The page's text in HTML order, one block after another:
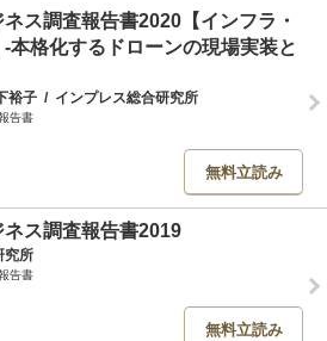
ネス調査報告書2020【インフラ・
本格化するドローンの現場実装と
裕子 / インプレス総合研究所
告書
無料立読み
ス調査報告書2019
究所
告書
無料立読み